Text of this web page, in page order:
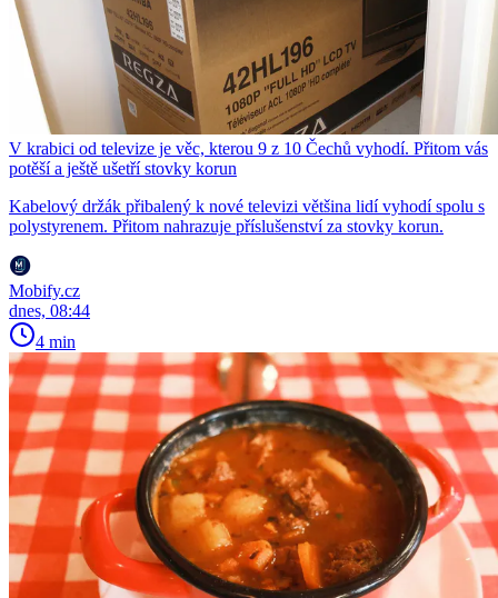
V krabici od televize je věc, kterou 9 z 10 Čechů vyhodí. Přitom vás
potěší a ještě ušetří stovky korun
Kabelový držák přibalený k nové televizi většina lidí vyhodí spolu s
polystyrenem. Přitom nahrazuje příslušenství za stovky korun.
Mobify.cz
dnes, 08:44
4 min